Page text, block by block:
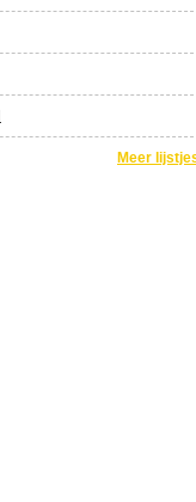
Meer